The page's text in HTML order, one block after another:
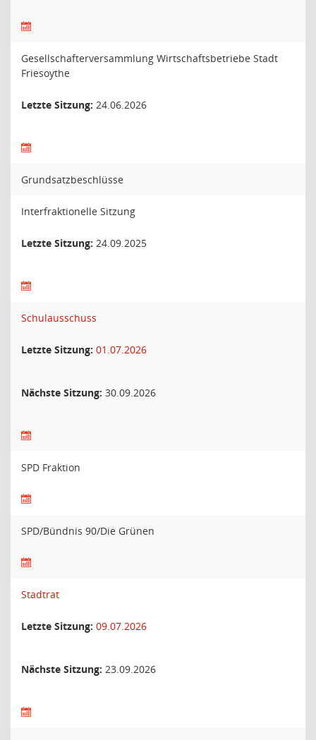
Gesellschafterversammlung Wirtschaftsbetriebe Stadt
Friesoythe
Letzte Sitzung: 24.06.2026
Grundsatzbeschlüsse
Interfraktionelle Sitzung
Letzte Sitzung: 24.09.2025
Schulausschuss
Letzte Sitzung: 01.07.2026
Nächste Sitzung: 30.09.2026
SPD Fraktion
SPD/Bündnis 90/Die Grünen
Stadtrat
Letzte Sitzung: 09.07.2026
Nächste Sitzung: 23.09.2026